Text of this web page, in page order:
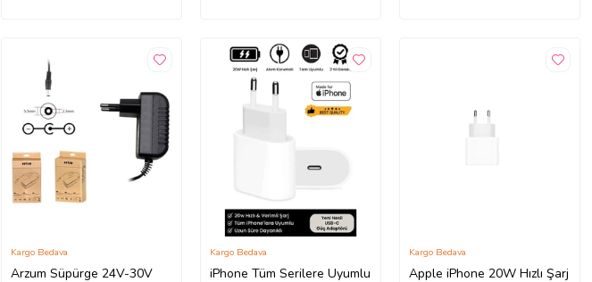
Arzum Süpürge 24V-30V
Kargo Bedava
iPhone Tüm Serilere Uyumlu
Kargo Bedava
Apple iPhone 20W Hızlı Şarj
Kargo Bedava